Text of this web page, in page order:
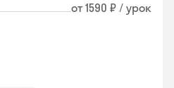
от 1590 ₽ / урок